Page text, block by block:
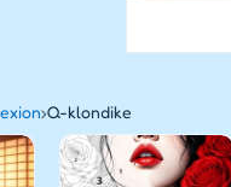
›Q-klondike